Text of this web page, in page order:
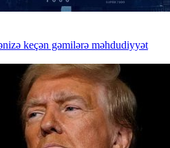
keçən gəmilərə məhdudiyyət